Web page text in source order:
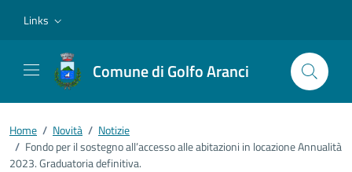
Links
Comune di Golfo Aranci
Home / Novità / Notizie
/ Fondo per il sostegno all’accesso alle abitazioni in locazione Annualità
2023. Graduatoria definitiva.